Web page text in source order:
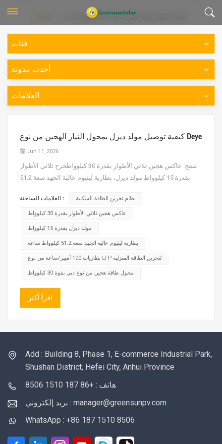
بطارية ليثيوم عالية الجهد سعة 51.2 كيلوواط ساعة
فئات
أحدث مدونة
العلامات
كيفية توصيل مولد ديزل بمحول التيار الهجين من نوع Deye
Jun 11, 2026
منتج: عاكس هجين ثلاثي الأطوار بقدرة 30 كيلوواطخرج ثلاثي الأطوار
بقدرة 15 كيلوواط مولد ديزل، بطارية ليثيوم عالية الجهد سعة 51.2
سنقوم بتوصيل الموصل الجاف من المولد إلى العاكس، هذا مولد ديزل
العلامات الساخنة : نظام تخزين الطاقة السكنية
عاكس هجين ثلاثي الأطوار بقدرة 30 كيلوواط
مولد ديزل بقدرة 15 كيلوواط
بطارية ليثيوم عالية الجهد سعة 51.2 كيلوواط ساعة
بطاريات 100 أمبير/ساعة من نوع LFP لتخزين الطاقة المنزلية
محول طاقة هجين من نوع ديي بقوة 30 كيلوواط
اقرأ أكثر
Add : Building 8, Phase 1, E-commerce Industrial Park,
Shushan District, Hefei City, Anhui Province
هاتف : +86 187 1510 8506
بريد إلكتروني : manager@greensunpv.com
WhatsApp : +86 187 1510 8506